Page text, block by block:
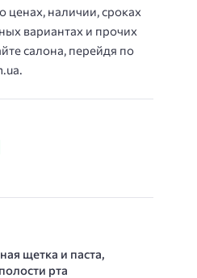
ценах, наличии, сроках
вариантах и прочих
салона, перейдя по
щетка и паста,
рта